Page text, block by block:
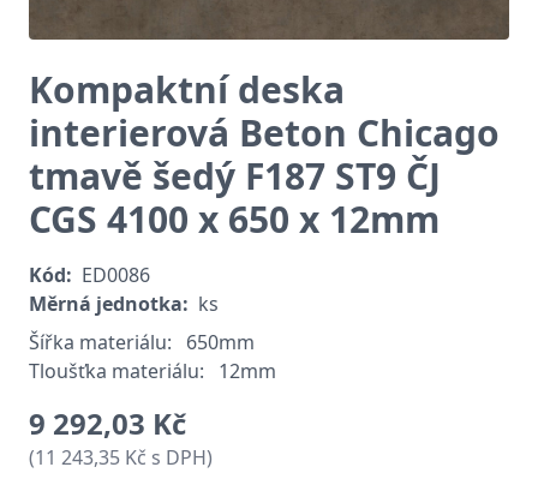
Kompaktní deska
interierová Beton Chicago
tmavě šedý F187 ST9 ČJ
CGS 4100 x 650 x 12mm
Kód: ED0086
Měrná jednotka: ks
Šířka materiálu:
650mm
Tloušťka materiálu:
12mm
9 292,03 Kč
(11 243,35 Kč s DPH)